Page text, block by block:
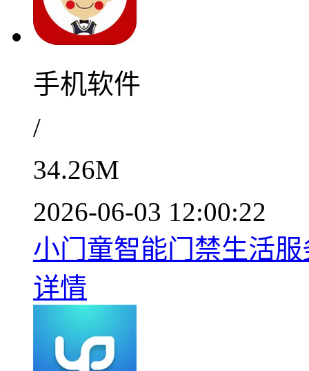
手机软件
/
34.26M
2026-06-03 12:00:22
小门童智能门禁生活
详情